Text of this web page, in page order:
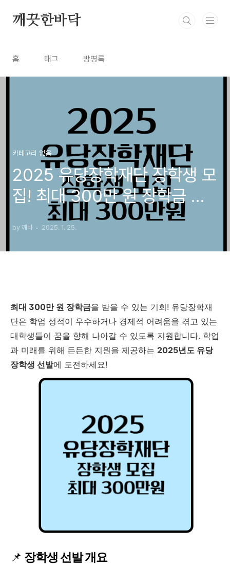
깨끗한바닥
홈 태그 방명록
카테고리 없음
2025 유당장학재단 장학생 모
집! 최대 300만 원 장학금 지
원받는 방법
by 깨바 2025. 1. 25.
최대 300만 원 장학금을 받을 수 있는 기회! 유당장학재
단은 학업 성적이 우수하거나 경제적 어려움을 겪고 있는
대학생들이 꿈을 향해 나아갈 수 있도록 지원합니다. 학업
과 미래를 위해 든든한 지원을 제공하는 2025년도 유당
장학생 선발에 도전하세요!
📌 장학생 선발 개요